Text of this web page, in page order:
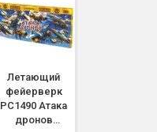
Летающий
фейерверк
РС1490 Атака
дронов